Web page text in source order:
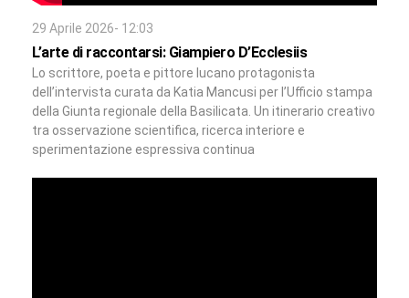
29 Aprile 2026- 12:03
L’arte di raccontarsi: Giampiero D’Ecclesiis
Lo scrittore, poeta e pittore lucano protagonista
dell’intervista curata da Katia Mancusi per l’Ufficio stampa
della Giunta regionale della Basilicata. Un itinerario creativo
tra osservazione scientifica, ricerca interiore e
sperimentazione espressiva continua